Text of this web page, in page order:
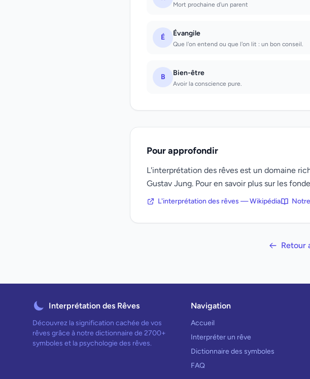
Mort prochaine d'un parent
É Évangile
Que l'on entend ou que l'on lit : un bon conseil.
B Bien-être
Avoir la conscience pure.
Pour approfondir
L'interprétation des rêves est un domaine
Gustav Jung. Pour en savoir plus sur les
L'interprétation des rêves — Wikipédia
Retour
Interprétation des Rêves
Découvrez la signification cachée de vos
rêves grâce à notre dictionnaire de 2700+
symboles et la psychologie des rêves.
Navigation
Accueil
Interpréter un rêve
Dictionnaire des symboles
FAQ